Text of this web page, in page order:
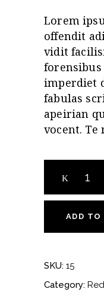
Lorem
offendit
vidit
imperdiet
fabulas
apeirian
vocent. Te
Fiore
quantityADD TO
SKU: 15
Category: Red